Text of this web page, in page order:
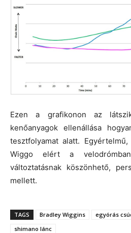
Ezen a grafikonon az
kenőanyagok ellenállása
tesztfolyamat alatt.
Wiggo elért a
változtatásnak köszönhető,
mellett.
TAGS Bradley Wiggins egyórás
shimano lánc